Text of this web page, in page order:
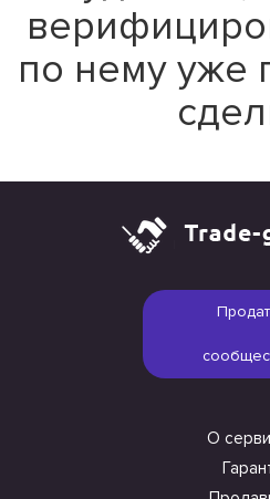
по нему уже
О